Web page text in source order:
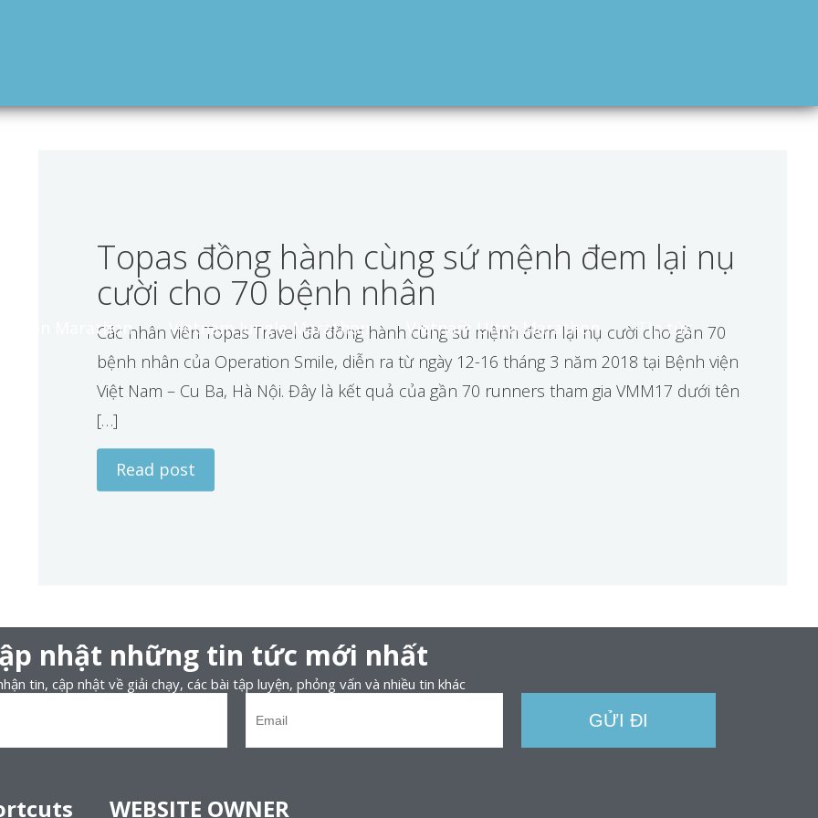
Marathon Vietnam Jungle Marathon Vietnam Ultra Marathon Tin tức
Topas đồng hành cùng sứ mệnh đem lại nụ
cười cho 70 bệnh nhân
Các nhân viên Topas Travel đã đồng hành cùng sứ mệnh đem lại nụ cười cho gần 70
bệnh nhân của Operation Smile, diễn ra từ ngày 12-16 tháng 3 năm 2018 tại Bệnh viện
Việt Nam – Cu Ba, Hà Nội. Đây là kết quả của gần 70 runners tham gia VMM17 dưới tên
[…]
Read post
nhật những tin tức mới nhất
tin, cập nhật về giải chạy, các bài tập luyện, phỏng vấn và nhiều tin khác
WEBSITE OWNER